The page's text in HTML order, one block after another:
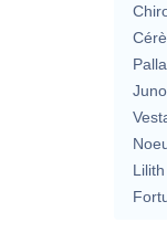
Lilith